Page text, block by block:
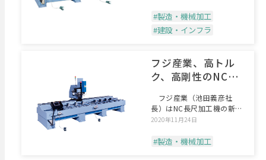
#製造・機械加工
#建設・インフラ
フジ産業、高トル
ク、高剛性のNC長
フジ産業（池田義彦社
長）はNC長尺加工機の新製
品「FB-5000-20
2020年11月24日
#製造・機械加工